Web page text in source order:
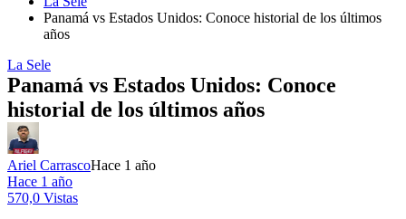
Panamá vs Estados Unidos: Conoce historial de los últimos
años
La Sele
Panamá vs Estados Unidos: Conoce
historial de los últimos años
Ariel CarrascoHace 1 año
Hace 1 año
570,0 Vistas